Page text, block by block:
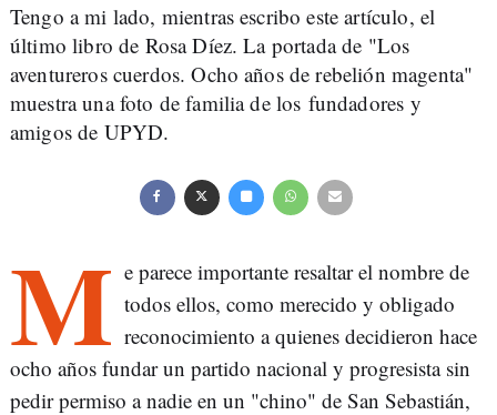
Tengo a mi lado, mientras escribo este artículo, el
último libro de Rosa Díez. La portada de "Los
aventureros cuerdos. Ocho años de rebelión magenta"
muestra una foto de familia de los fundadores y
amigos de UPYD.
M e parece importante resaltar el nombre de
todos ellos, como merecido y obligado
reconocimiento a quienes decidieron hace
ocho años fundar un partido nacional y progresista sin
pedir permiso a nadie en un "chino" de San Sebastián,